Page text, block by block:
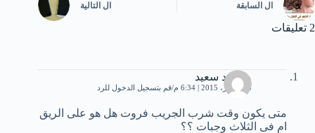
ال السابقة ال التالية
2 تعليقات
محمود سعيد
23 أكتوبر، 2015 | 6:34 م قم بتسجيل الدخول للرد
متى يكون وقت شرب الجريب فروت هل هو على الريق
ام فى الثلاث وجبات ؟؟